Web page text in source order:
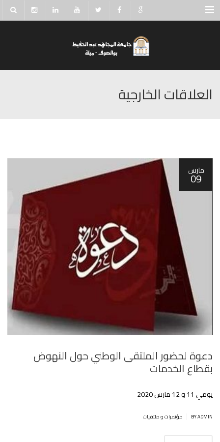
Menu
العلاقات الخارجية
مارس
09
دعوة لحضور الملتقى الوطني حول النهوض
بقطاع الخدمات
يومي 11 و 12 مارس 2020
BY ADMIN مؤتمرات و ملتقيات